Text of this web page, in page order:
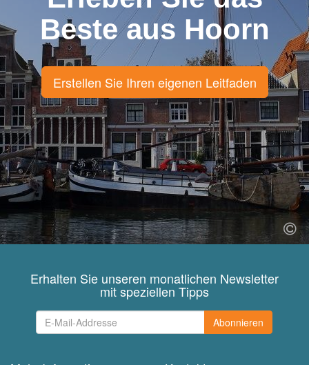
Beste aus Hoorn
Erstellen Sie Ihren eigenen Leitfaden
Erhalten Sie unseren monatlichen Newsletter
mit speziellen Tipps
Abonnieren